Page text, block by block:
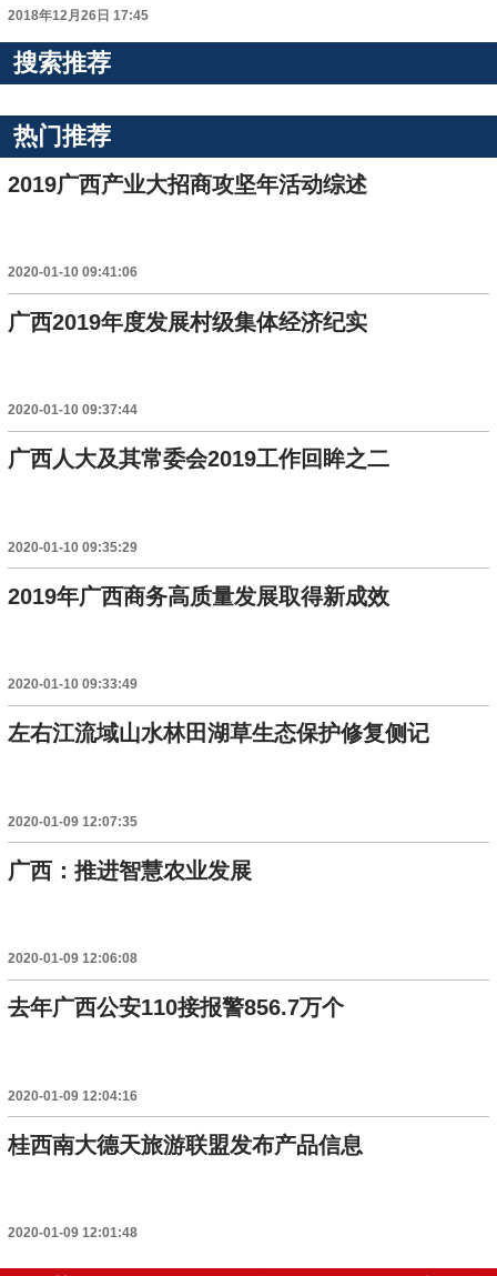
2018年12月26日 17:45
搜索推荐
热门推荐
2019广西产业大招商攻坚年活动综述
2020-01-10 09:41:06
广西2019年度发展村级集体经济纪实
2020-01-10 09:37:44
广西人大及其常委会2019工作回眸之二
2020-01-10 09:35:29
2019年广西商务高质量发展取得新成效
2020-01-10 09:33:49
左右江流域山水林田湖草生态保护修复侧记
2020-01-09 12:07:35
广西：推进智慧农业发展
2020-01-09 12:06:08
去年广西公安110接报警856.7万个
2020-01-09 12:04:16
桂西南大德天旅游联盟发布产品信息
2020-01-09 12:01:48